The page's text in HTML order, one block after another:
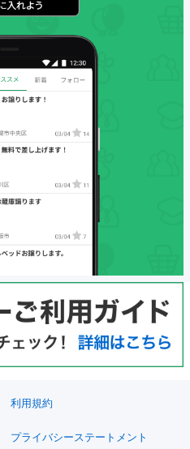
利用規約
プライバシーステートメント